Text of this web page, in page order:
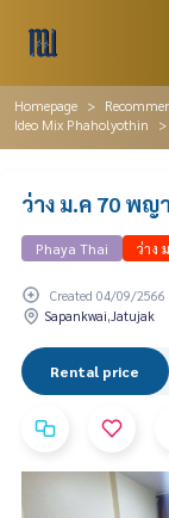
Homepage
Ideo Mix Phaholyothin
ว่าง ม.ค 70 พญ
Phaya Thai ว่าง
Created 04/09/2566
Sapankwai,Jatujak
Rental price